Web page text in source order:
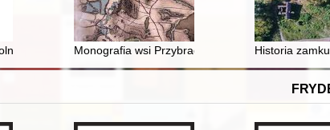
: Izaak Celnikier wobec doświadczenia Zagłady = Minor
Monografia wsi Przybradz Historia zamku